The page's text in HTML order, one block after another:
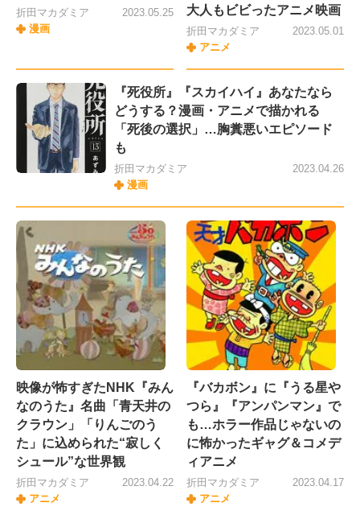
折田マカダミア
漫画
2023.05.25
大人もビビったアニメ映画
折田マカダミア
アニメ
2023.05.01
『死役所』『スカイハイ』あなたなら
どうする？漫画・アニメで描かれる
「死後の選択」…胸糞悪いエピソード
も
折田マカダミア
漫画
2023.04.26
映像が怖すぎたNHK『みん
なのうた』名曲「青天井の
クラウン」「りんごのう
た」に込められた“寂しく
シュール”な世界観
折田マカダミア
アニメ
2023.04.22
『バカボン』に『うる星や
つら』『アンパンマン』で
も…ホラー作品じゃないの
に怖かったギャグ＆コメデ
ィアニメ
折田マカダミア
アニメ
2023.04.17